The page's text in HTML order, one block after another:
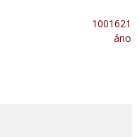
1001621
áno